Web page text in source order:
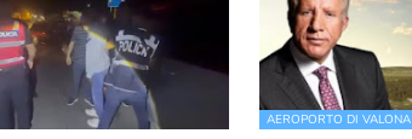
AEROPORTO DI VALONA